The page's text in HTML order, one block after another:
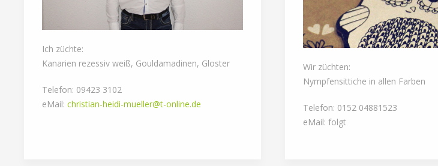
Ich züchte:
Kanarien rezessiv weiß, Gouldamadinen, Gloster
Telefon: 09423 3102
eMail: christian-heidi-mueller@t-online.de
Wir züchten:
Nympfensittiche in allen Farben
Telefon: 0152 04881523
eMail: folgt